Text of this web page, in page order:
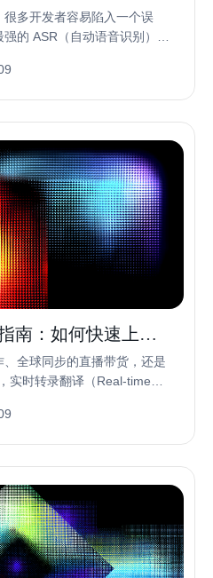
逻辑
多开发者容易陷入一个误
的 ASR（自动语音识别）模
际跑起来后，你会发现：主
开始乱跳；多人连麦稍...
南：如何快速上线
式字幕系统？
全球同步的直播带货，还是
实时转录翻译（Real-time
已经从“锦上添...